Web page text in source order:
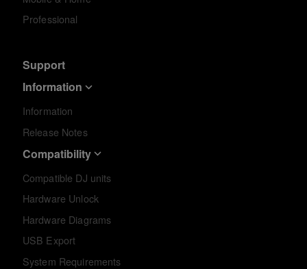
Professional
Support
Information
Information
Release Notes
Compatibility
Compatible DJ units
Hardware Unlock
Hardware Diagrams
USB Export
System Requirements